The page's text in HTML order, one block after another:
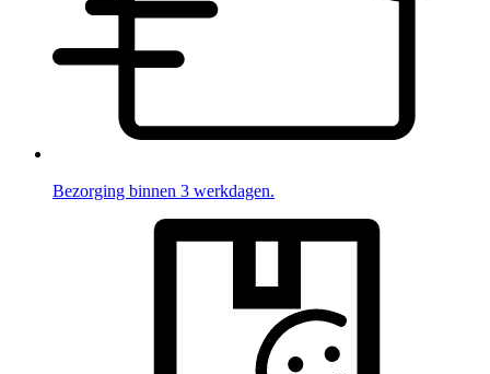
Bezorging binnen 3 werkdagen.